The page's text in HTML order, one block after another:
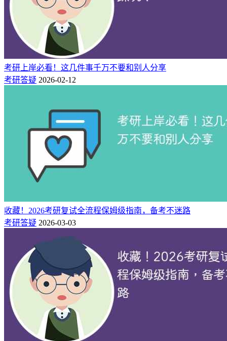
3、自我介绍与核心作答：
考官一般会先让考生做自我介绍，
提前准备好1分钟精简版、3分钟完整版两个版本，做到脱稿流
畅、重点突出。随后考官会通过随机提问或抽签答题的方式，
进行专业知识、综合素质类问题的考察，并会根据考生的回答
内容做深度追问。
4、英语专项考察：部分院校会将英语听力、口语测试与综合
面试合并，也有院校单独设置考察环节，按考官要求完成作答
5、结束退场：考官提问结束后，会告知考生本场面试结束。
此时需保持礼貌，向考官致谢后有序退场，全程保持礼仪规
四、复试四大核心考察维度，备考不跑偏
考研复试不仅考察专业知识，更是对考生综合能力的全方位考
1、综合素质能力：重点考察思想政治与道德品质、社会实践/
工作经历、责任心、事业心、纪律意识、人文素养、言行举止
与表达礼仪等。
2、专业素质能力：
核心考察本科阶段学业成绩、外语听说能
力、科研学术经历、专业实践情况、专业课核心知识的掌握与
应用能力。
3、逻辑思维能力： 考察考生答题的整体逻辑架构、举一反三
的能力、发散思维与辩证思考能力，作答建议采用“总-分”结
构，做到条理清晰、逻辑严谨。
考研上岸必看！这几件事千万不要和别人分享
考研答疑 2026-02-12
收藏！2026考研复试全流程保姆级指南，备考不迷路
考研答疑 2026-03-03